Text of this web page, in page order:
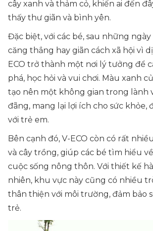
cây xanh và thảm cỏ, khiến ai đến
thấy thư giãn và bình yên.
Đặc biệt, với các bé, sau những
căng thẳng hay giãn cách xã hội vì
ECO trở thành một nơi lý tưởng để
phá, học hỏi và vui chơi. Màu xanh
tạo nên một không gian trong lành
đãng, mang lại lợi ích cho sức khỏe,
với trẻ em.
Bên cạnh đó, V-ECO còn có rất
và cây trồng, giúp các bé tìm hiểu
cuộc sống nông thôn. Với thiết kế
nhiên, khu vực này cũng có nhiều
thân thiện với môi trường, đảm bảo
trẻ.